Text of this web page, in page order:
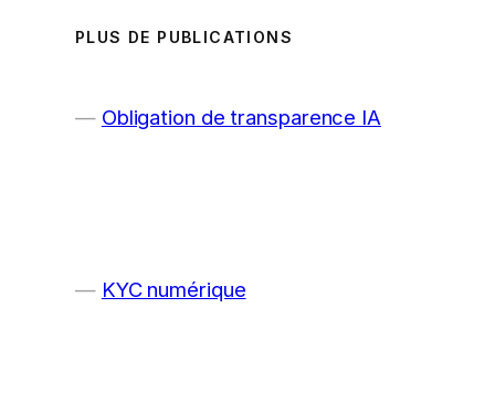
PLUS DE PUBLICATIONS
Obligation de transparence IA
KYC numérique